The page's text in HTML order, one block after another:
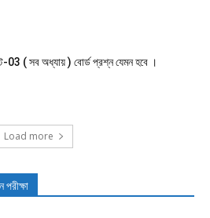
03 ( সব অধ্যায় ) বোর্ড প্রশ্ন যেমন হবে ।
Load more